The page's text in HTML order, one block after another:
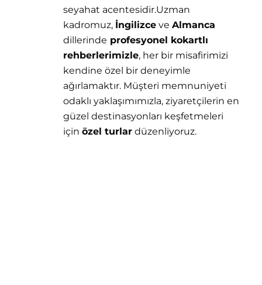
seyahat acentesidir.Uzman
kadromuz, İngilizce ve Almanca
dillerinde profesyonel kokartlı
rehberlerimizle, her bir misafirimizi
kendine özel bir deneyimle
ağırlamaktır. Müşteri memnuniyeti
odaklı yaklaşımımızla, ziyaretçilerin en
güzel destinasyonları keşfetmeleri
için özel turlar düzenliyoruz.